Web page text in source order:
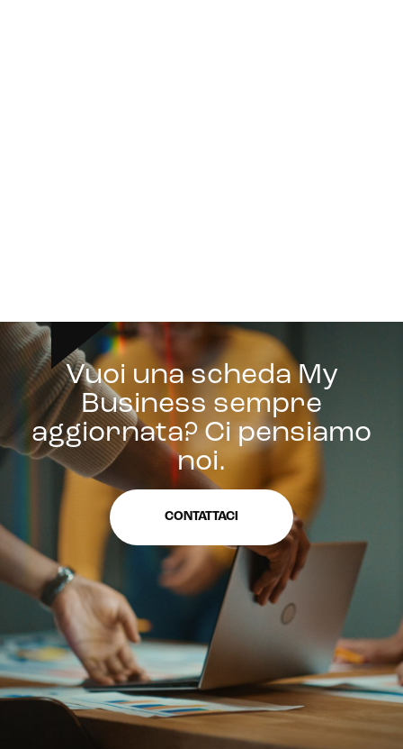
Vuoi una scheda My
Business sempre
aggiornata? Ci pensiamo
noi.
CONTATTACI